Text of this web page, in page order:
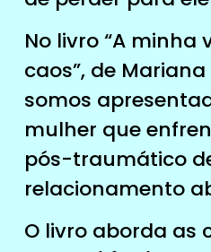
No livro “A minha
caos”, de Mariana
somos
mulher que
pós-traumático
relacionamento
O livro aborda as